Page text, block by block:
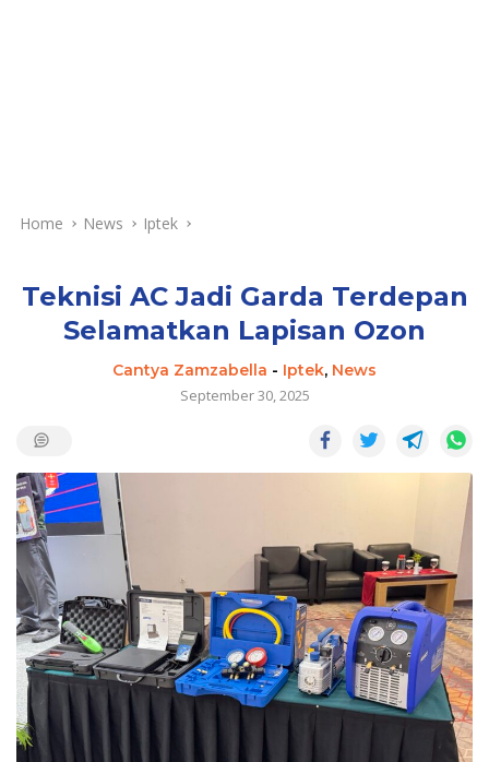
Home News Iptek
Teknisi AC Jadi Garda Terdepan
Selamatkan Lapisan Ozon
Cantya Zamzabella - Iptek, News
September 30, 2025